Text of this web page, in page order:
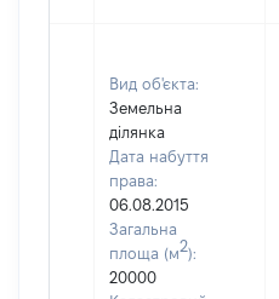
Вид об'єкта:
Земельна
ділянка
Дата набуття
права:
06.08.2015
Загальна
площа (м2):
20000